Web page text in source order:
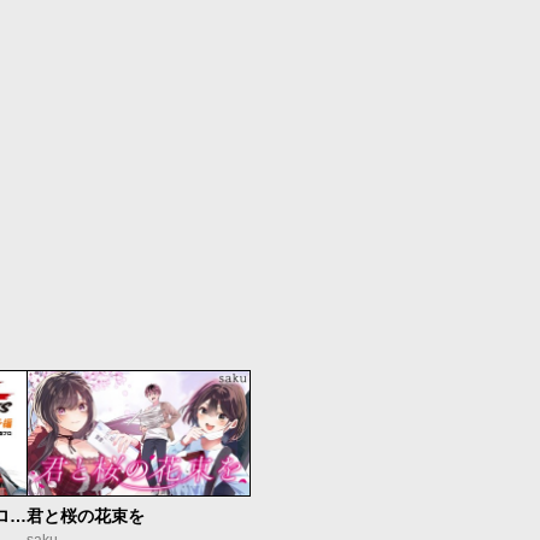
新仮面ライダーSPIRITS ロンリー仮面ライダー編君と桜の花束を